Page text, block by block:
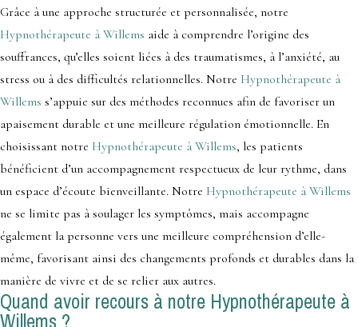
Grâce à une approche structurée et personnalisée, notre
Hypnothérapeute à Willems aide à comprendre l’origine des
souffrances, qu’elles soient liées à des traumatismes, à l’anxiété, au
stress ou à des difficultés relationnelles. Notre Hypnothérapeute à
Willems s’appuie sur des méthodes reconnues afin de favoriser un
apaisement durable et une meilleure régulation émotionnelle. En
choisissant notre Hypnothérapeute à Willems, les patients
bénéficient d’un accompagnement respectueux de leur rythme, dans
un espace d’écoute bienveillante. Notre Hypnothérapeute à Willems
ne se limite pas à soulager les symptômes, mais accompagne
également la personne vers une meilleure compréhension d’elle-
même, favorisant ainsi des changements profonds et durables dans la
manière de vivre et de se relier aux autres.
Quand avoir recours à notre Hypnothérapeute à